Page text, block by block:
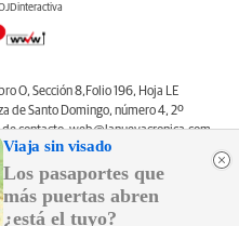
O, Sección 8,Folio 196, Hoja LE
de Santo Domingo, número 4, 2º
contacto: web@lanuevacronica.com.
CRÓNICA). Incluye contenidos de la
Viaja sin visado
Los pasaportes que
más puertas abren
¿está el tuyo?